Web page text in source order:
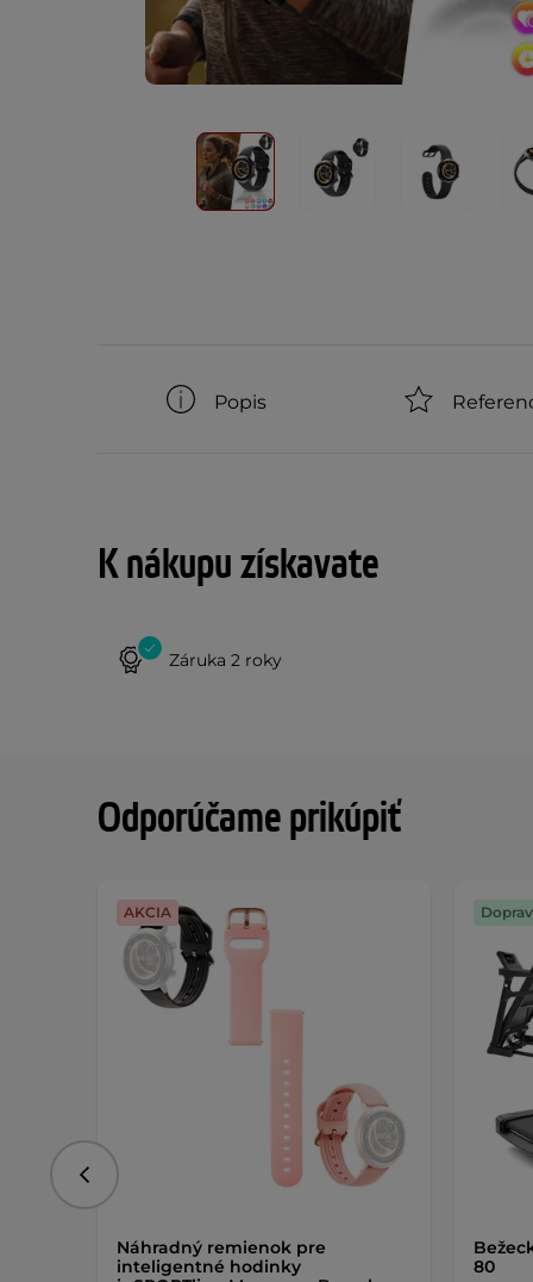
Popis
K nákupu získavate
Záruka 2 roky
Odporúčame prikúpiť
Náhradný remienok pre
inteligentné hodinky
AKCIA
80
Predchádzajúce